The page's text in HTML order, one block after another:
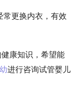
常更换内衣，有效
康知识，希望能
进行咨询试管婴儿